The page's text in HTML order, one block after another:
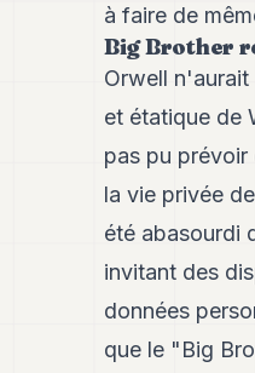
à faire de
Big Brother
Orwell
et étatique de
pas pu prévoir
la vie privée
été abasourdi
invitant des
données
que le "Big